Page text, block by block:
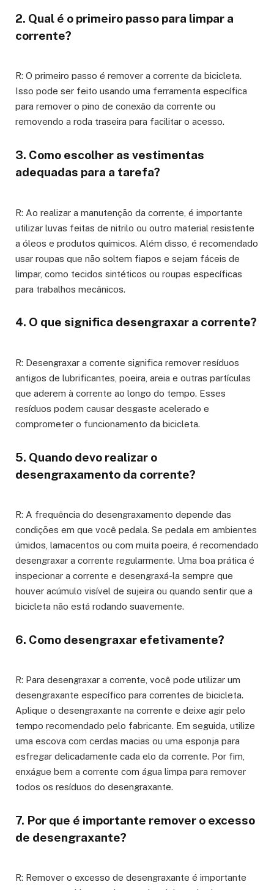
2. Qual é o primeiro passo para limpar a
corrente?
R: O primeiro passo é remover a corrente da bicicleta.
Isso pode ser feito usando uma ferramenta específica
para remover o pino de conexão da corrente ou
removendo a roda traseira para facilitar o acesso.
3. Como escolher as vestimentas
adequadas para a tarefa?
R: Ao realizar a manutenção da corrente, é importante
utilizar luvas feitas de nitrilo ou outro material resistente
a óleos e produtos químicos. Além disso, é recomendado
usar roupas que não soltem fiapos e sejam fáceis de
limpar, como tecidos sintéticos ou roupas específicas
para trabalhos mecânicos.
4. O que significa desengraxar a corrente?
R: Desengraxar a corrente significa remover resíduos
antigos de lubrificantes, poeira, areia e outras partículas
que aderem à corrente ao longo do tempo. Esses
resíduos podem causar desgaste acelerado e
comprometer o funcionamento da bicicleta.
5. Quando devo realizar o
desengraxamento da corrente?
R: A frequência do desengraxamento depende das
condições em que você pedala. Se pedala em ambientes
úmidos, lamacentos ou com muita poeira, é recomendado
desengraxar a corrente regularmente. Uma boa prática é
inspecionar a corrente e desengraxá-la sempre que
houver acúmulo visível de sujeira ou quando sentir que a
bicicleta não está rodando suavemente.
6. Como desengraxar efetivamente?
R: Para desengraxar a corrente, você pode utilizar um
desengraxante específico para correntes de bicicleta.
Aplique o desengraxante na corrente e deixe agir pelo
tempo recomendado pelo fabricante. Em seguida, utilize
uma escova com cerdas macias ou uma esponja para
esfregar delicadamente cada elo da corrente. Por fim,
enxágue bem a corrente com água limpa para remover
todos os resíduos do desengraxante.
7. Por que é importante remover o excesso
de desengraxante?
R: Remover o excesso de desengraxante é importante